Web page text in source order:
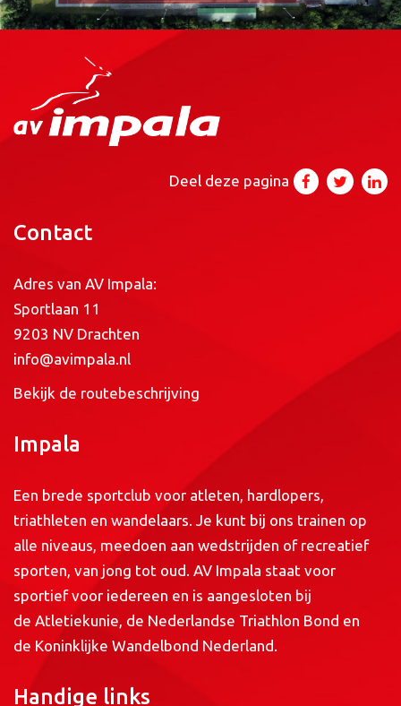
Deel deze pagina
Contact
Adres van AV Impala:
Sportlaan 11
9203 NV Drachten
info@avimpala.nl
Bekijk de routebeschrijving
Impala
Een brede sportclub voor atleten, hardlopers,
triathleten en wandelaars. Je kunt bij ons trainen op
alle niveaus, meedoen aan wedstrijden of recreatief
sporten, van jong tot oud. AV Impala staat voor
sportief voor iedereen en is aangesloten bij
de Atletiekunie, de Nederlandse Triathlon Bond en
de Koninklijke Wandelbond Nederland.
Handige links